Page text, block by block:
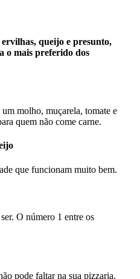
ervilhas, queijo e presunto,
o mais preferido dos
molho, muçarela, tomate e
quem não come carne.
que funcionam muito bem.
O número 1 entre os
pode faltar na sua pizzaria.